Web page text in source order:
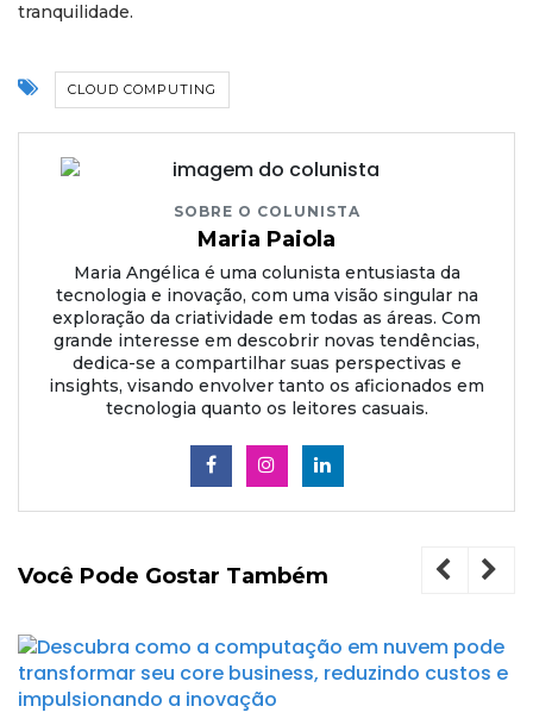
tranquilidade.
CLOUD COMPUTING
SOBRE O COLUNISTA
Maria Paiola
Maria Angélica é uma colunista entusiasta da
tecnologia e inovação, com uma visão singular na
exploração da criatividade em todas as áreas. Com
grande interesse em descobrir novas tendências,
dedica-se a compartilhar suas perspectivas e
insights, visando envolver tanto os aficionados em
tecnologia quanto os leitores casuais.
Você Pode Gostar Também